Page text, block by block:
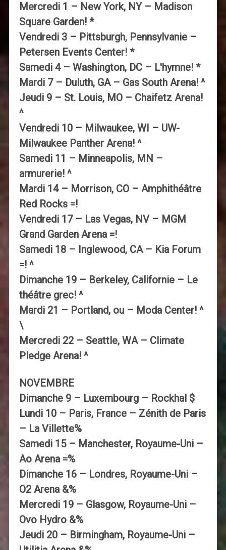
Mercredi 1 – New York, NY – Madison
Square Garden! *
Vendredi 3 – Pittsburgh, Pennsylvanie –
Petersen Events Center! *
Samedi 4 – Washington, DC – L'hymne! *
Mardi 7 – Duluth, GA – Gas South Arena! ^
Jeudi 9 – St. Louis, MO – Chaifetz Arena!
^
Vendredi 10 – Milwaukee, WI – UW-
Milwaukee Panther Arena! ^
Samedi 11 – Minneapolis, MN –
armurerie! ^
Mardi 14 – Morrison, CO – Amphithéâtre
Red Rocks =!
Vendredi 17 – Las Vegas, NV – MGM
Grand Garden Arena =!
Samedi 18 – Inglewood, CA – Kia Forum
=! ^
Dimanche 19 – Berkeley, Californie – Le
théâtre grec! ^
Mardi 21 – Portland, ou – Moda Center! ^
\
Mercredi 22 – Seattle, WA – Climate
Pledge Arena! ^
NOVEMBRE
Dimanche 9 – Luxembourg – Rockhal $
Lundi 10 – Paris, France – Zénith de Paris
– La Villette%
Samedi 15 – Manchester, Royaume-Uni –
Ao Arena =%
Dimanche 16 – Londres, Royaume-Uni –
O2 Arena &%
Mercredi 19 – Glasgow, Royaume-Uni –
Ovo Hydro &%
Jeudi 20 – Birmingham, Royaume-Uni –